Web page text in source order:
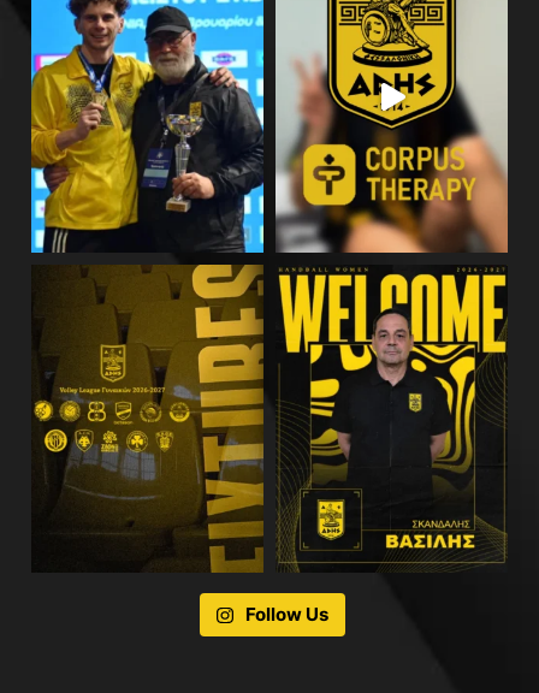
Follow Us